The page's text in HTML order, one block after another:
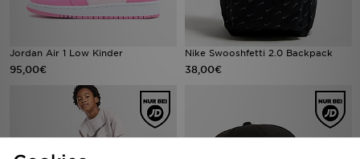
Jordan Air 1 Low Kinder
95,00€
Nike Swooshfetti 2.0 Backpack
38,00€